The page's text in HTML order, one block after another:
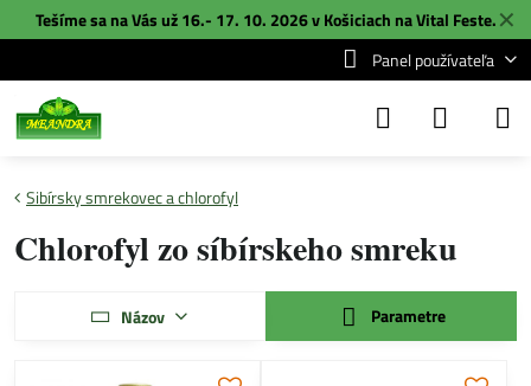
✕
Tešíme sa na Vás už 16.- 17. 10. 2026 v Košiciach naVital Feste.
Panel používateľa
Sibírsky smrekovec a chlorofyl
Chlorofyl zo síbírskeho smreku
Názov Parametre